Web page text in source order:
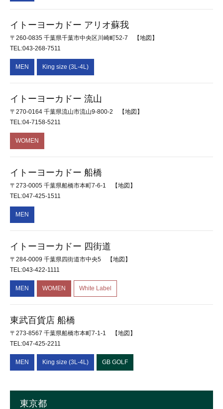
イトーヨーカドー アリオ蘇我
〒260-0835 千葉県千葉市中央区川崎町52-7
【地図】
TEL:043-268-7511
MEN King size (3L-4L)
イトーヨーカドー 流山
〒270-0164 千葉県流山市流山9-800-2
【地図】
TEL:04-7158-5211
WOMEN
イトーヨーカドー 船橋
〒273-0005 千葉県船橋市本町7-6-1
【地図】
TEL:047-425-1511
MEN
イトーヨーカドー 四街道
〒284-0009 千葉県四街道市中央5
【地図】
TEL:043-422-1111
MEN WOMEN White Label
東武百貨店 船橋
〒273-8567 千葉県船橋市本町7-1-1
【地図】
TEL:047-425-2211
MEN King size (3L-4L) GB GOLF
東京都